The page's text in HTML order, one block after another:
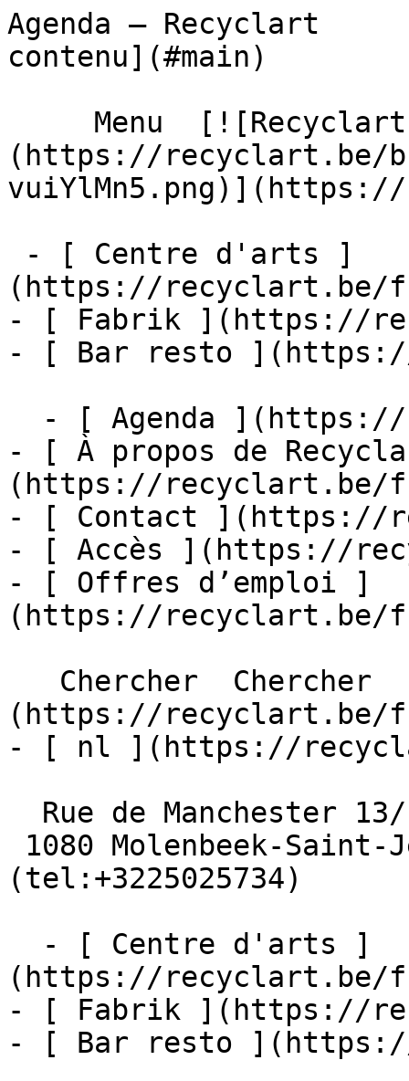
Agenda –
contenu](#main)
(https://recyclart.be/
(https://recyclart.be/
- [ Fabrik ](https://
- [ Bar resto
- [ À propos de
(https://recyclart.be/
- [ Contact ](https://
- [ Accès ](https://
- [ Offres d’emploi ]
(https://recyclart.be/
(https://recyclart.be/
- [ nl ](https://
(tel:+3225025734)
(https://recyclart.be/
- [ Fabrik ](https://
- [ Bar resto